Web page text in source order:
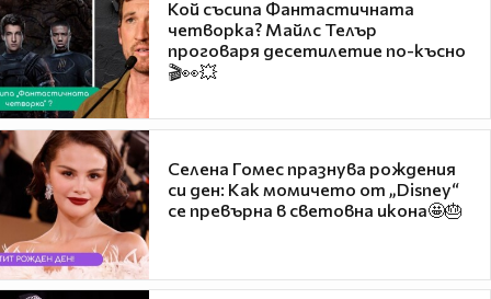
Кой съсипа Фантастичната
четворка? Майлс Телър
проговаря десетилетие по-късно
🎬👀💥
Селена Гомес празнува рождения
си ден: Как момичето от „Disney“
се превърна в световна икона🤩🎂